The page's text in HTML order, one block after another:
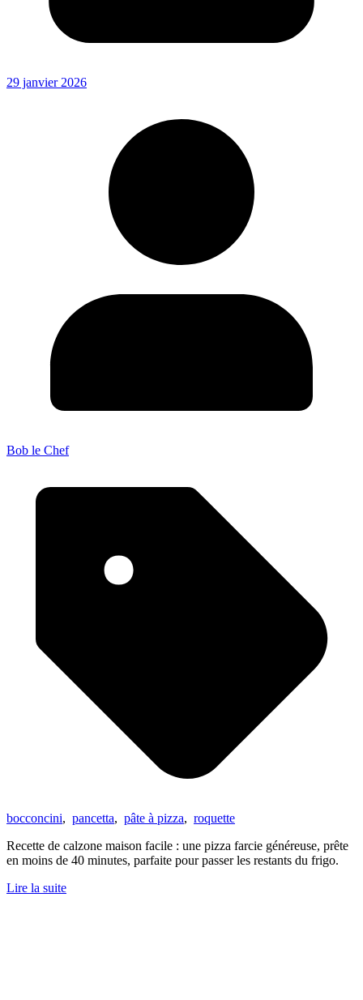
29 janvier 2026
Bob le Chef
bocconcini, pancetta, pâte à pizza, roquette
Recette de calzone maison facile : une pizza farcie généreuse, prête
en moins de 40 minutes, parfaite pour passer les restants du frigo.
Lire la suite